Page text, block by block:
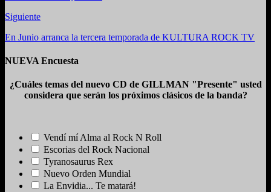
Siguiente
En Junio arranca la tercera temporada de KULTURA ROCK TV
NUEVA Encuesta
¿Cuáles temas del nuevo CD de GILLMAN "Presente" usted
considera que serán los próximos clásicos de la banda?
Vendí mí Alma al Rock N Roll
Escorias del Rock Nacional
Tyranosaurus Rex
Nuevo Orden Mundial
La Envidia... Te matará!